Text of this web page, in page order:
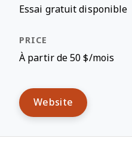
Essai gratuit disponible
À partir de 50 $/mois
Website